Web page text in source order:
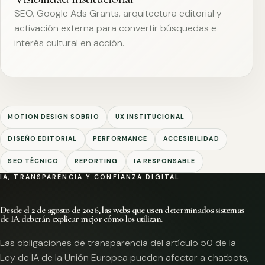
SEO, Google Ads Grants, arquitectura editorial y
activación externa para convertir búsquedas e
interés cultural en acción.
MOTION DESIGN SOBRIO UX INSTITUCIONAL
DISEÑO EDITORIAL PERFORMANCE ACCESIBILIDAD
SEO TÉCNICO REPORTING IA RESPONSABLE
IA, TRANSPARENCIA Y CONFIANZA DIGITAL
Desde el 2 de agosto de 2026, las webs que usen determinados sistemas
de IA deberán explicar mejor cómo los utilizan.
Las obligaciones de transparencia del artículo 50 de la
Ley de IA de la Unión Europea pueden afectar a chatbots,